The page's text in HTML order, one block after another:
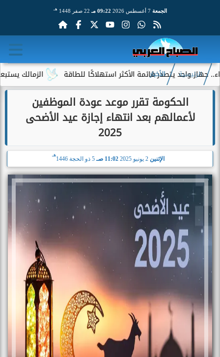
الجمعة 7 أغسطس 2026 09:22 مـ 22 صفر 1448 هـ
الزمالك يستبعد 4 لاعبين شباب من حساباته في الموسم الجديد واحد يتصدر قائمة الأكثر استهلاكًا للطاقة
الرئيسية الأخبار
الحكومة تقرر موعد عودة الموظفين
لأعمالهم بعد انتهاء إجازة عيد الأضحى
2025
الإثنين 2 يونيو 2025 11:02 صـ 5 ذو الحجة 1446
هـ